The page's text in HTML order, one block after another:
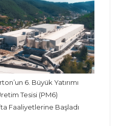
6. Büyük Yatırımı
Tesisi (PM6)
Faaliyetlerine Başladı